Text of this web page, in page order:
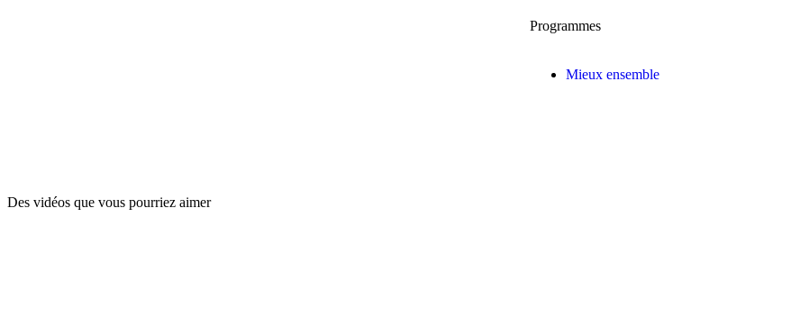
Programmes
Mieux ensemble
Des vidéos que vous pourriez aimer